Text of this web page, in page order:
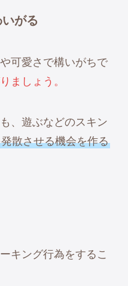
がる
可愛さで構いがちで
ましょう。
、遊ぶなどのスキン
散させる機会を作る
キング行為をするこ